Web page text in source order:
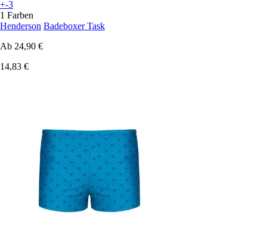
+-3
1 Farben
Henderson Badeboxer Task
Ab 24,90 €
14,83 €